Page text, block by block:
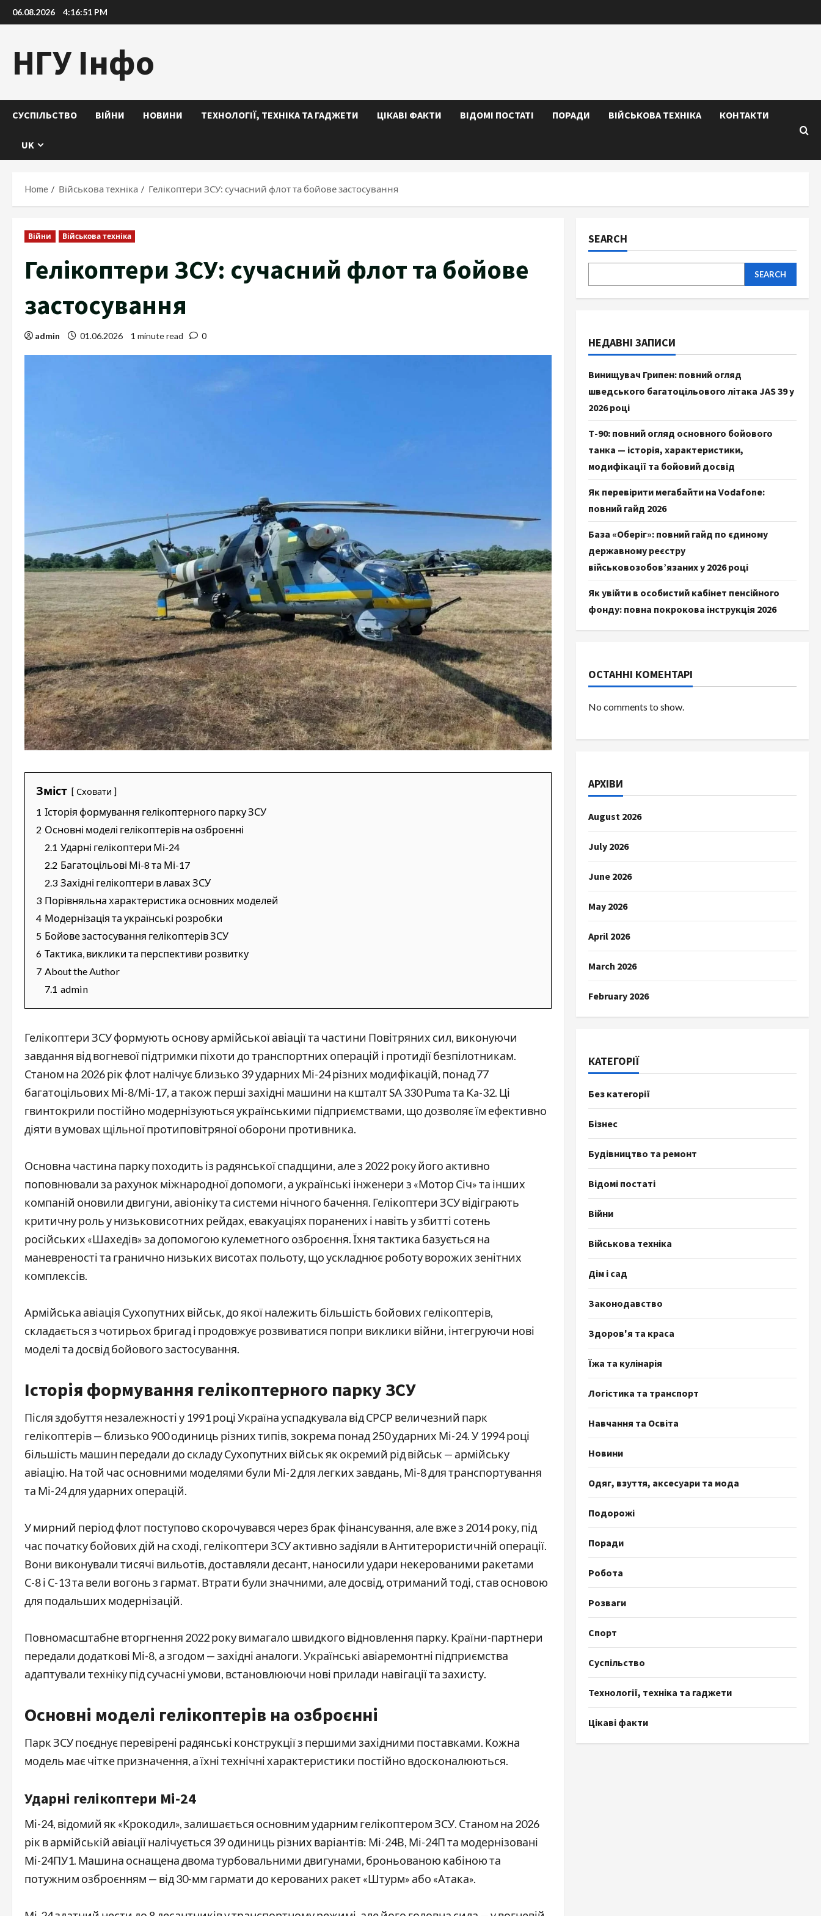
Skip
to
06.08.2026 4:16:52 PM
НГУ Інфо
СУСПІЛЬСТВО ВІЙНИ НОВИНИ ТЕХНОЛОГІЇ, ТЕХНІКА ТА ГАДЖЕТИ ЦІКАВІ ФАКТИ ВІДОМІ ПОСТАТІ ПОРАДИ ВІЙСЬКОВА ТЕХНІКА КОНТАКТИ
UK
Home Військова техніка Гелікоптери ЗСУ: сучасний флот та бойове застосування
Війни Військова техніка
Гелікоптери ЗСУ: сучасний флот та бойове
застосування
admin 01.06.2026 1 minute read 0
Зміст Сховати
1 Історія формування гелікоптерного парку ЗСУ
2 Основні моделі гелікоптерів на озброєнні
2.1 Ударні гелікоптери Мі-24
2.2 Багатоцільові Мі-8 та Мі-17
2.3 Західні гелікоптери в лавах ЗСУ
3 Порівняльна характеристика основних моделей
4 Модернізація та українські розробки
5 Бойове застосування гелікоптерів ЗСУ
6 Тактика, виклики та перспективи розвитку
7 About the Author
7.1 admin
Гелікоптери ЗСУ формують основу армійської авіації та частини Повітряних сил, виконуючи
завдання від вогневої підтримки піхоти до транспортних операцій і протидії безпілотникам.
Станом на 2026 рік флот налічує близько 39 ударних Мі-24 різних модифікацій, понад 77
багатоцільових Мі-8/Мі-17, а також перші західні машини на кшталт SA 330 Puma та Ka-32. Ці
гвинтокрили постійно модернізуються українськими підприємствами, що дозволяє їм ефективно
діяти в умовах щільної протиповітряної оборони противника.
Основна частина парку походить із радянської спадщини, але з 2022 року його активно
поповнювали за рахунок міжнародної допомоги, а українські інженери з «Мотор Січ» та інших
компаній оновили двигуни, авіоніку та системи нічного бачення. Гелікоптери ЗСУ відіграють
критичну роль у низьковисотних рейдах, евакуаціях поранених і навіть у збитті сотень
російських «Шахедів» за допомогою кулеметного озброєння. Їхня тактика базується на
маневреності та гранично низьких висотах польоту, що ускладнює роботу ворожих зенітних
комплексів.
Армійська авіація Сухопутних військ, до якої належить більшість бойових гелікоптерів,
складається з чотирьох бригад і продовжує розвиватися попри виклики війни, інтегруючи нові
моделі та досвід бойового застосування.
Історія формування гелікоптерного парку ЗСУ
Після здобуття незалежності у 1991 році Україна успадкувала від СРСР величезний парк
гелікоптерів — близько 900 одиниць різних типів, зокрема понад 250 ударних Мі-24. У 1994 році
більшість машин передали до складу Сухопутних військ як окремий рід військ — армійську
авіацію. На той час основними моделями були Мі-2 для легких завдань, Мі-8 для транспортування
та Мі-24 для ударних операцій.
У мирний період флот поступово скорочувався через брак фінансування, але вже з 2014 року, під
час початку бойових дій на сході, гелікоптери ЗСУ активно задіяли в Антитерористичній операції.
Вони виконували тисячі вильотів, доставляли десант, наносили удари некерованими ракетами
С-8 і С-13 та вели вогонь з гармат. Втрати були значними, але досвід, отриманий тоді, став основою
для подальших модернізацій.
Повномасштабне вторгнення 2022 року вимагало швидкого відновлення парку. Країни-партнери
передали додаткові Мі-8, а згодом — західні аналоги. Українські авіаремонтні підприємства
адаптували техніку під сучасні умови, встановлюючи нові прилади навігації та захисту.
Основні моделі гелікоптерів на озброєнні
Парк ЗСУ поєднує перевірені радянські конструкції з першими західними поставками. Кожна
модель має чітке призначення, а їхні технічні характеристики постійно вдосконалюються.
Ударні гелікоптери Мі-24
Мі-24, відомий як «Крокодил», залишається основним ударним гелікоптером ЗСУ. Станом на 2026
рік в армійській авіації налічується 39 одиниць різних варіантів: Мі-24В, Мі-24П та модернізовані
Мі-24ПУ1. Машина оснащена двома турбовальними двигунами, броньованою кабіною та
потужним озброєнням — від 30-мм гармати до керованих ракет «Штурм» або «Атака».
SEARCH
SEARCH
НЕДАВНІ ЗАПИСИ
Винищувач Грипен: повний огляд
шведського багатоцільового літака JAS 39 у
2026 році
Т-90: повний огляд основного бойового
танка — історія, характеристики,
модифікації та бойовий досвід
Як перевірити мегабайти на Vodafone:
повний гайд 2026
База «Оберіг»: повний гайд по єдиному
державному реєстру
військовозобов’язаних у 2026 році
Як увійти в особистий кабінет пенсійного
фонду: повна покрокова інструкція 2026
ОСТАННІ КОМЕНТАРІ
No comments to show.
АРХІВИ
August 2026
July 2026
June 2026
May 2026
April 2026
March 2026
February 2026
КАТЕГОРІЇ
Без категорії
Бізнес
Будівництво та ремонт
Відомі постаті
Війни
Військова техніка
Дім і сад
Законодавство
Здоров'я та краса
Їжа та кулінарія
Логістика та транспорт
Навчання та Освіта
Новини
Одяг, взуття, аксесуари та мода
Подорожі
Поради
Робота
Розваги
Спорт
Суспільство
Технології, техніка та гаджети
Цікаві факти